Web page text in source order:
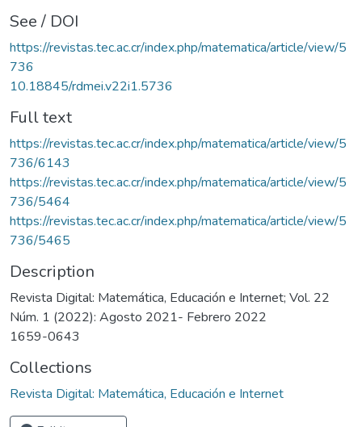
See / DOI
https://revistas.tec.ac.cr/index.php/matematica/article/view/5
736
10.18845/rdmei.v22i1.5736
Full text
https://revistas.tec.ac.cr/index.php/matematica/article/view/5
736/6143
https://revistas.tec.ac.cr/index.php/matematica/article/view/5
736/5464
https://revistas.tec.ac.cr/index.php/matematica/article/view/5
736/5465
Description
Revista Digital: Matemática, Educación e Internet; Vol. 22
Núm. 1 (2022): Agosto 2021- Febrero 2022
1659-0643
Collections
Revista Digital: Matemática, Educación e Internet